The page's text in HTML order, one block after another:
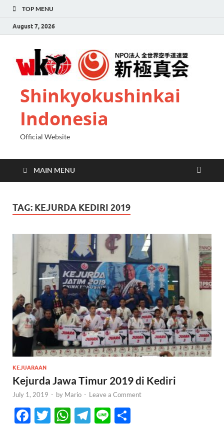
TOP MENU
August 7, 2026
Shinkyokushinkai
Indonesia
Official Website
MAIN MENU
TAG: KEJURDA KEDIRI 2019
KEJUARAAN
Kejurda Jawa Timur 2019 di Kediri
July 1, 2019 - by Mario - Leave a Comment
F
T
W T
Li